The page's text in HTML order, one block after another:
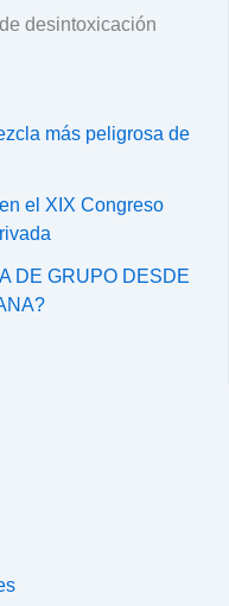
más peligrosa de
el XIX Congreso
DE GRUPO DESDE